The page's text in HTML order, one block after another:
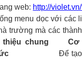
web: http://
menu dọc với các
trường mà các
thiệu chung
tức
Để